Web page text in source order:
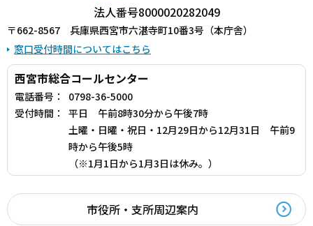
法人番号8000020282049
〒662-8567 兵庫県西宮市六湛寺町10番3号（本庁舎）
窓口受付時間についてはこちら
西宮市総合コールセンター
電話番号：
0798-36-5000
受付時間：
平日 午前8時30分から午後7時
土曜・日曜・祝日・12月29日から12月31日 午前9
時から午後5時
（※1月1日から1月3日は休み。）
市役所・支所周辺案内